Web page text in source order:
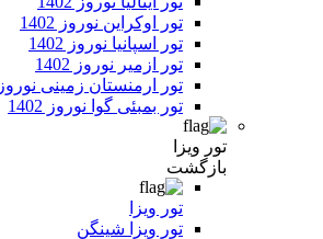
تور اوکراین نوروز 1402
تور اسپانیا نوروز 1402
تور ازمیر نوروز 1402
تور ارمنستان زمینی نوروز 1402
تور بمبئی گوا نوروز 1402
تور ویزا
بازگشت
تور ویزا
تور ویزا شینگن